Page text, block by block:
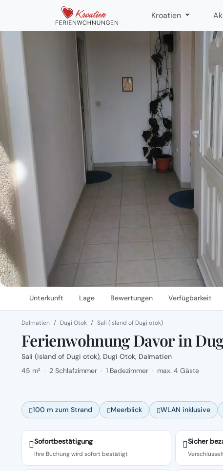
Kroatien
Unterkunft Lage Bewertungen Verfügbarkeit
Dalmatien Dugi Otok Sali (island of Dugi otok)
Ferienwohnung Davor in
Sali (island of Dugi otok), Dugi Otok, Dalmatien
45 m² · 2 Schlafzimmer · 1 Badezimmer · max. 4 Gäste
100 m zum Strand Meerblick WLAN inklusive
Sofortbestätigung
Ihre Buchung wird sofort bestätigt
Sicher